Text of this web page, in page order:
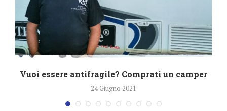
Vuoi essere antifragile? Comprati un camper
24 Giugno 2021